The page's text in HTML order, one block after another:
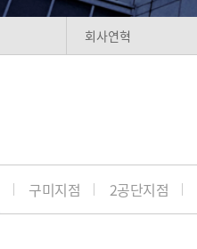
회사연혁
구미지점 2공단지점